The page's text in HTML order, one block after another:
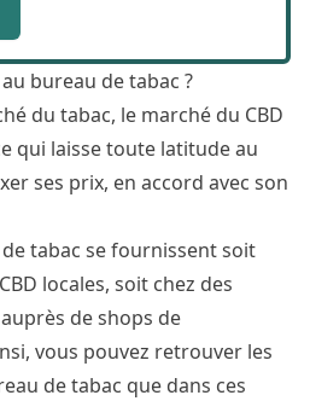
bureau de tabac ?
du tabac, le marché du CBD
qui laisse toute latitude au
ses prix, en accord avec son
tabac se fournissent soit
locales, soit chez des
de shops de
vous pouvez retrouver les
de tabac que dans ces